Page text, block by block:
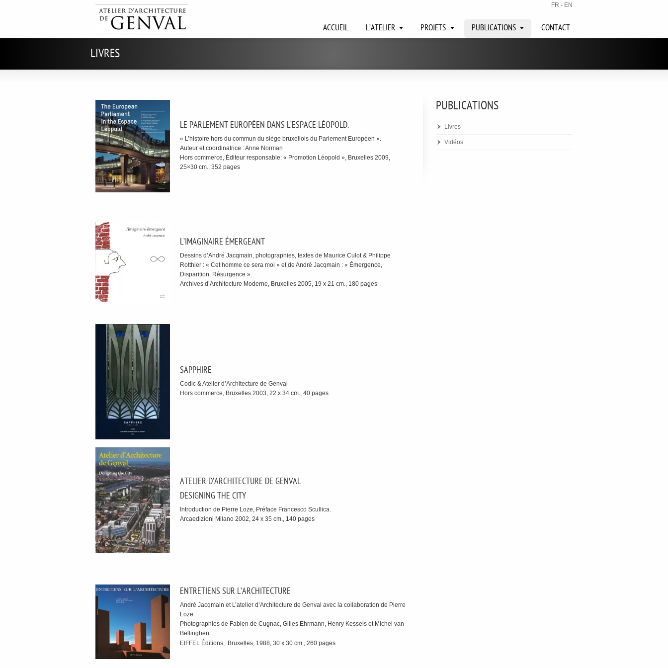
FR - EN
ACCUEIL L’ATELIER PROJETS PUBLICATIONS CONTACT
LIVRES
LE PARLEMENT EUROPÉEN DANS L’ESPACE LÉOPOLD.
« L’histoire hors du commun du siège bruxellois du Parlement Européen ».
Auteur et coordinatrice : Anne Norman
Hors commerce, Éditeur responsable: « Promotion Léopold », Bruxelles 2009,
25×30 cm., 352 pages
L’IMAGINAIRE ÉMERGEANT
Dessins d’André Jacqmain, photographies, textes de Maurice Culot & Philippe
Rotthier : « Cet homme ce sera moi » et de André Jacqmain : « Émergence,
Disparition, Résurgence ».
Archives d’Architecture Moderne, Bruxelles 2005, 19 x 21 cm., 180 pages
SAPPHIRE
Codic & Atelier d’Architecture de Genval
Hors commerce, Bruxelles 2003, 22 x 34 cm., 40 pages
ATELIER D’ARCHITECTURE DE GENVAL
DESIGNING THE CITY
Introduction de Pierre Loze, Préface Francesco Scullica.
Arcaedizioni Milano 2002, 24 x 35 cm., 140 pages
ENTRETIENS SUR L’ARCHITECTURE
André Jacqmain et L’atelier d’Architecture de Genval avec la collaboration de Pierre
Loze
Photographies de Fabien de Cugnac, Gilles Ehrmann, Henry Kessels et Michel van
Bellinghen
EIFFEL Éditions, Bruxelles, 1988, 30 x 30 cm., 260 pages
PUBLICATIONS
Livres
Vidéos